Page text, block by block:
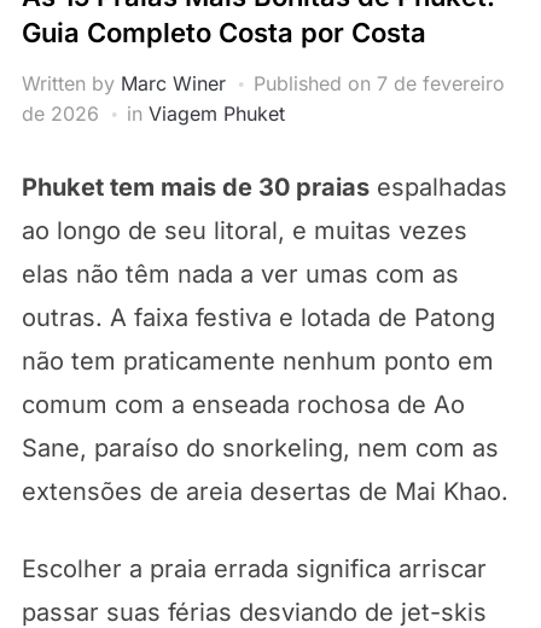
Guia Completo Costa por Costa
Written by Marc Winer Published on 7 de fevereiro
de 2026
in Viagem Phuket
Phuket tem mais de 30 praiasespalhadas
ao longo de seu litoral, e muitas vezes
elas não têm nada a ver umas com as
outras. A faixa festiva e lotada de Patong
não tem praticamente nenhum ponto em
comum com a enseada rochosa de Ao
Sane, paraíso do snorkeling, nem com as
extensões de areia desertas de Mai Khao.
Escolher a praia errada significa arriscar
passar suas férias desviando de jet-skis